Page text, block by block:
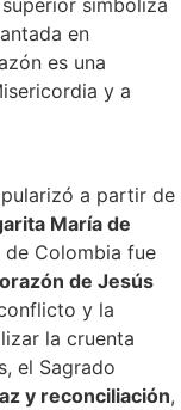
simboliza
en
es una
y a
a partir de
María de
de Colombia fue
de Jesús
y la
la cruenta
el Sagrado
y reconciliación,